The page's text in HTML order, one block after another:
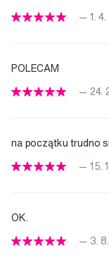
— 1. 4.
POLECAM
— 24.
na początku trudno
— 15.
OK.
— 3.